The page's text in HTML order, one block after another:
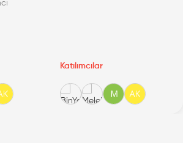
Katılımcılar